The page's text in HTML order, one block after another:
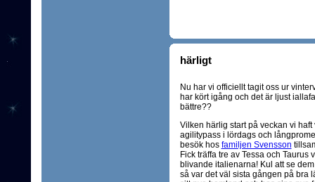
härligt
Nu har vi officiellt tagit oss ur
har kört igång och det är ljust
bättre??
Vilken härlig start på veckan vi
agilitypass i lördags och
besök hos familjen Svensson
Fick träffa tre av Tessa och
blivande italienarna! Kul att se
så var det väl sista gången på bra